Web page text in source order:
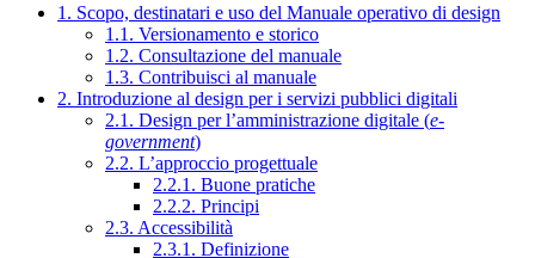
1. Scopo, destinatari e uso del Manuale operativo di design
1.1. Versionamento e storico
1.2. Consultazione del manuale
1.3. Contribuisci al manuale
2. Introduzione al design per i servizi pubblici digitali
2.1. Design per l’amministrazione digitale (e-
government)
2.2. L’approccio progettuale
2.2.1. Buone pratiche
2.2.2. Principi
2.3. Accessibilità
2.3.1. Definizione